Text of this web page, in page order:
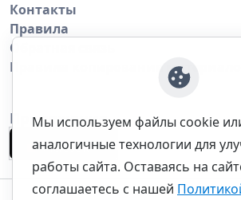
Контакты
Правила
Обратная связь
Правила копирования материалов
Приложение
Мы используем файлы cookie
аналогичные технологии для
работы сайта. Оставаясь на
соглашаетесь с нашей